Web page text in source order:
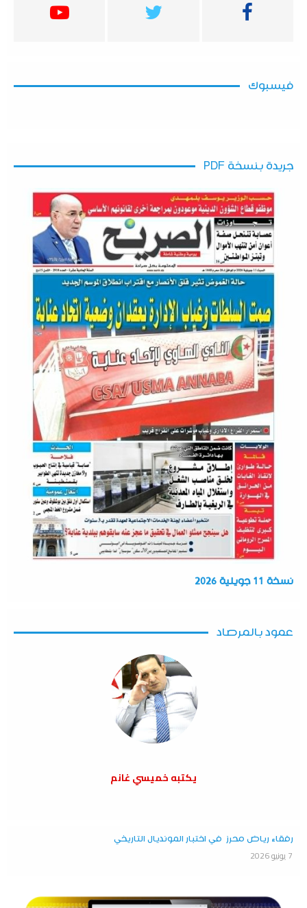
فيسبوك
جريدة بنسخة PDF
نسخة 11 جويلية 2026
عمود بالمرصاد
يكتبه خميسي غانم
رفقاء رياض محرز في اختبار المونديال التاريخي
7 يونيو 2026